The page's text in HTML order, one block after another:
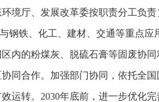
境厅、发展改革委按职责分工负责
钢铁、化工、建材、交通等重点
内的粉煤灰、脱硫石膏等固废协
合作。加强部门协同，依托全
运转。2030年底前，进一步优化